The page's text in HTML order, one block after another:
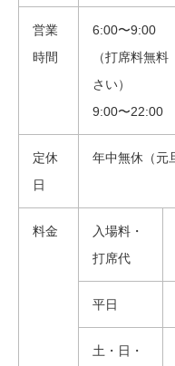
営業
時間
6:00〜9:00
（打席料無
さい）
9:00〜22:00
定休
日
年中無休（元
料金
入場料・
打席代
平日
土・日・